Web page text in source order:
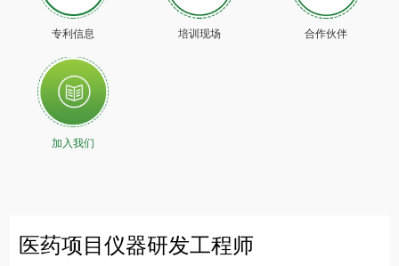
专利信息 培训现场 合作伙伴
加入我们
医药项目仪器研发工程师